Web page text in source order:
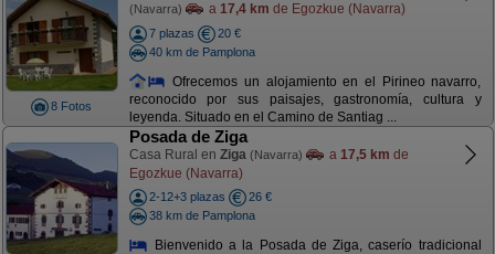
8 Fotos
(Navarra) a 17,4 km de Egozkue (Navarra)
7 plazas
20 €
40 km de Pamplona
Ofrecemos un alojamiento en el Pirineo navarro,
reconocido por sus paisajes, gastronomía, cultura y
leyenda. Situado en el Camino de Santiag ...
Posada de Ziga
Casa Rural en Ziga (Navarra) a 17,5 km de
Egozkue (Navarra)
2-12+3 plazas
26 €
38 km de Pamplona
Bienvenido a la Posada de Ziga, caserío tradicional